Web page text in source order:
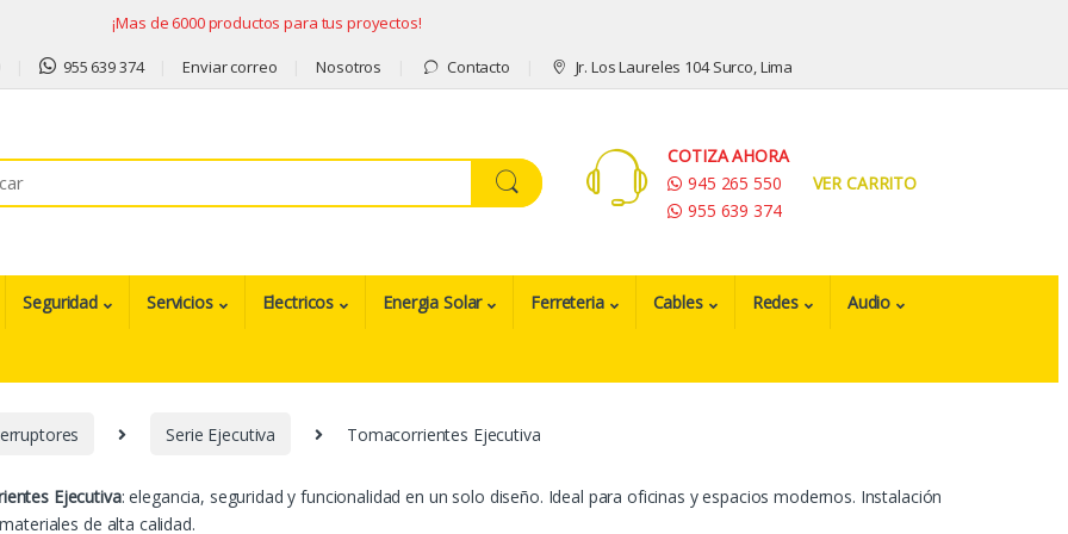
¡Mas de 6000 productos para tus proyectos!
955 639 374 Enviar correo Nosotros Contacto Jr. Los Laureles 104 Surco, Lima
COTIZA AHORA
945 265 550
955 639 374
VER CARRITO
Seguridad Servicios Electricos Energia Solar Ferreteria Cables Redes Audio
Serie Ejecutiva Tomacorrientes Ejecutiva
Ejecutiva: elegancia, seguridad y funcionalidad en un solo diseño. Ideal para oficinas y espacios modernos. Instalación
de alta calidad.